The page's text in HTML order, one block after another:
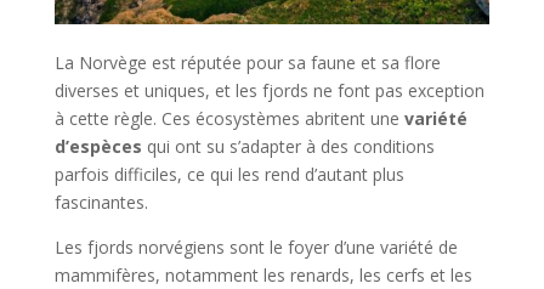
La Norvège est réputée pour sa faune et sa flore
diverses et uniques, et les fjords ne font pas exception
à cette règle. Ces écosystèmes abritent une variété
d’espèces qui ont su s’adapter à des conditions
parfois difficiles, ce qui les rend d’autant plus
fascinantes.
Les fjords norvégiens sont le foyer d’une variété de
mammifères, notamment les renards, les cerfs et les